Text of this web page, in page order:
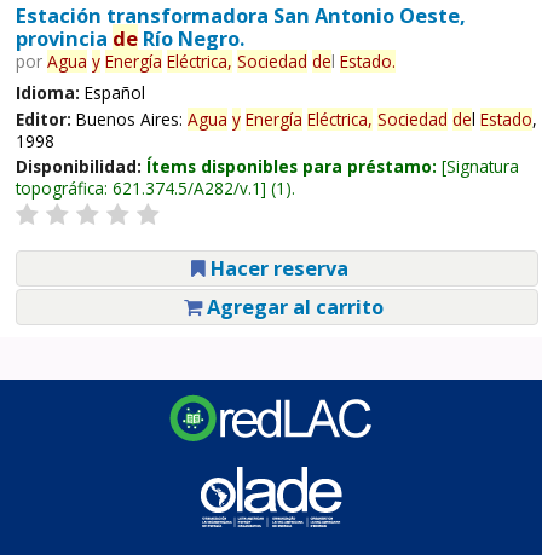
Estación transformadora San Antonio Oeste,
provincia deRío Negro.
por Agua y Energía Eléctrica, Sociedad del Estado.
Idioma: Español
Editor: Buenos Aires: Agua y Energía Eléctrica, Sociedad del Estado,
1998
Disponibilidad: Ítems disponibles para préstamo: Signatura
topográfica: 621.374.5/A282/v.1 (1).
Hacer reserva
Agregar al carrito